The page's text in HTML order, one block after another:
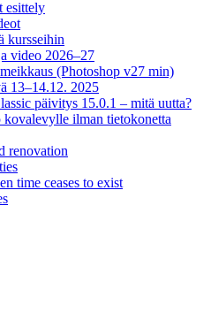
esittely
kursseihin
video 2026–27
(Photoshop v27 min)
13–14.12. 2025
päivitys 15.0.1 – mitä uutta?
ilman tietokonetta
renovation
time ceases to exist